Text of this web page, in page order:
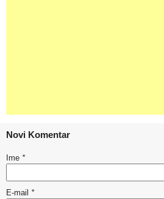
Novi Komentar
Ime *
E-mail *